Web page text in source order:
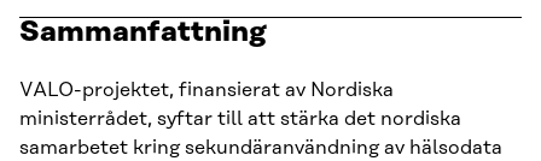
Sammanfattning
VALO-projektet, finansierat av Nordiska
ministerrådet, syftar till att stärka det nordiska
samarbetet kring sekundäranvändning av hälsodata